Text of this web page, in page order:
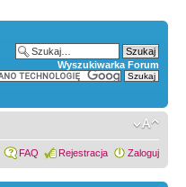
Wyszukiwarka Forum
FAQ Rejestracja Zaloguj